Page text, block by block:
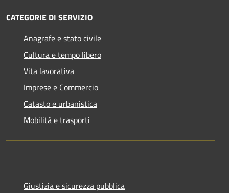
CATEGORIE DI SERVIZIO
Anagrafe e stato civile
Cultura e tempo libero
Vita lavorativa
Imprese e Commercio
Catasto e urbanistica
Mobilità e trasporti
Giustizia e sicurezza pubblica